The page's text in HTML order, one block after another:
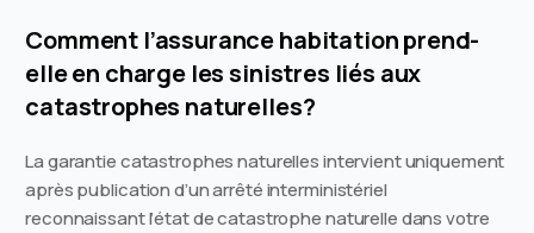
Comment l’assurance habitation prend-
elle en charge les sinistres liés aux
catastrophes naturelles?
La garantie catastrophes naturelles intervient uniquement
après publication d’un arrêté interministériel
reconnaissant l’état de catastrophe naturelle dans votre